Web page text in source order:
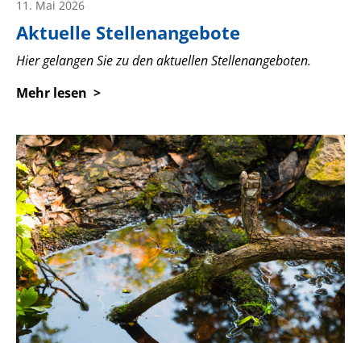
Aktuelle Stellenangebote
11. Mai 2026
Hier gelangen Sie zu den aktuellen Stellenangeboten.
Mehr lesen